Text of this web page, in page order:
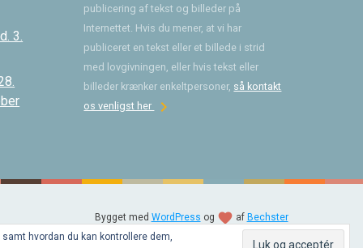
3.
publicering af tekst og billeder på
Internettet. Hvis du mener, at vi har
publiceret en tekst eller et billede i strid
med lovgivningen, eller hvis tekst eller
billeder krænker enkeltpersoner, så kontakt
os venligst her chevron_right
Bygget med WordPress og favorite af Bechster
hvordan du kan kontrollere dem,